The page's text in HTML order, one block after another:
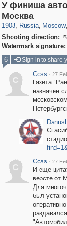
У финиша
Москва
1908, Russia
1,406,707
, Moscow
319,864
,
Shooting direction: 
Watermark signature:
6
Sign in to share
C
Coss · 27
Газета
назначен
C
Coss · 27
И еще
версте от
Для
был